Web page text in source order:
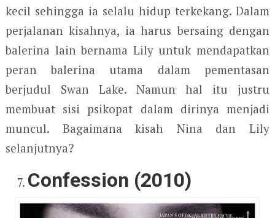
kecil sehingga ia selalu hidup terkekang. Dalam
perjalanan kisahnya, ia harus bersaing dengan
balerina lain bernama Lily untuk mendapatkan
peran balerina utama dalam pementasan
berjudul Swan Lake. Namun hal itu justru
membuat sisi psikopat dalam dirinya menjadi
muncul. Bagaimana kisah Nina dan Lily
selanjutnya?
Confession (2010)